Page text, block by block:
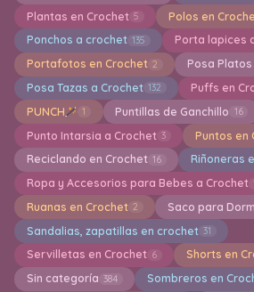
Plantas en Crochet 5 Polos en
Ponchos a crochet 135 Porta lapices
Portafotos en Crochet 2 Posa
Posa Tazas a Crochet 132 Puffs en
PUNCH 1 Puntillas de Ganchillo 16
Punto Intarsia a Crochet 3 Puntos en
Reciclando en Crochet 16 Riñoneras
Ropa y Accesorios para Bebes a Crochet
Ruanas en Crochet 2 Saco para
Sandalias, zapatillas en crochet 31
Servilletas en Crochet 6 Shorts en
Sin categoría 384 Sombreros en